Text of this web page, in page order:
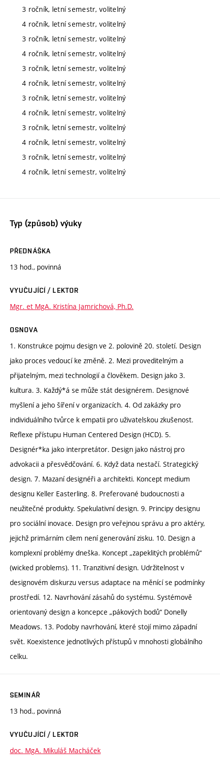
3 ročník, letní semestr, volitelný
4 ročník, letní semestr, volitelný
3 ročník, letní semestr, volitelný
4 ročník, letní semestr, volitelný
3 ročník, letní semestr, volitelný
4 ročník, letní semestr, volitelný
3 ročník, letní semestr, volitelný
4 ročník, letní semestr, volitelný
3 ročník, letní semestr, volitelný
4 ročník, letní semestr, volitelný
3 ročník, letní semestr, volitelný
4 ročník, letní semestr, volitelný
Typ (způsob) výuky
PŘEDNÁŠKA
13 hod., povinná
VYUČUJÍCÍ / LEKTOR
Mgr. et MgA. Kristína Jamrichová, Ph.D.
OSNOVA
1. Konstrukce pojmu design ve 2. polovině 20. století. Design
jako proces vedoucí ke změně. 2. Mezi proveditelným a
přijatelným, mezi technologií a člověkem. Design jako 3.
kultura. 3. Každý*á se může stát designérem. Designové
myšlení a jeho šíření v organizacích. 4. Od zakázky pro
individuálního tvůrce k empatii pro uživatelskou zkušenost.
Reflexe přístupu Human Centered Design (HCD). 5.
Designér*ka jako interpretátor. Design jako nástroj pro
advokacii a přesvědčování. 6. Když data nestačí. Strategický
design. 7. Mazaní designéři a architekti. Koncept medium
designu Keller Easterling. 8. Preferované budoucnosti a
neužitečné produkty. Spekulativní design. 9. Principy designu
pro sociální inovace. Design pro veřejnou správu a pro aktéry,
jejichž primárním cílem není generování zisku. 10. Design a
komplexní problémy dneška. Koncept „zapeklitých problémů“
(wicked problems). 11. Tranzitivní design. Udržitelnost v
designovém diskurzu versus adaptace na měnící se podmínky
prostředí. 12. Navrhování zásahů do systému. Systémově
orientovaný design a koncepce „pákových bodů“ Donelly
Meadows. 13. Podoby navrhování, které stojí mimo západní
svět. Koexistence jednotlivých přístupů v mnohosti globálního
celku.
SEMINÁŘ
13 hod., povinná
VYUČUJÍCÍ / LEKTOR
doc. MgA. Mikuláš Macháček